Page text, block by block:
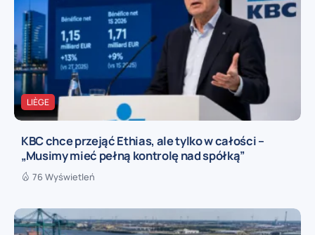
LIÈGE
KBC chce przejąć Ethias, ale tylko w całości –
„Musimy mieć pełną kontrolę nad spółką”
76 Wyświetleń